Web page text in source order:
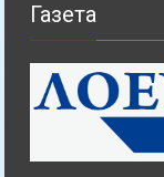
Газета